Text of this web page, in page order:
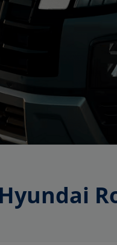
Hyundai